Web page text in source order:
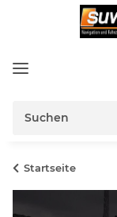
Startseite